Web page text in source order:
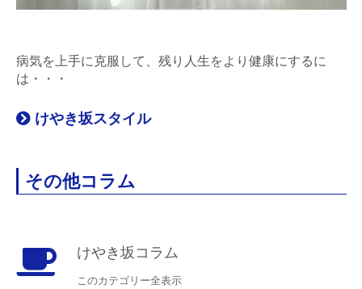
病気を上手に克服して、残り人生をより健康にするに
は・・・
けやき坂スタイル
その他コラム
けやき坂コラム
このカテゴリー全表示